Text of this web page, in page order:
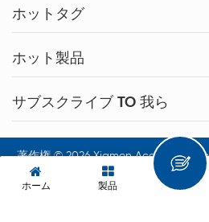
ホットタグ
ホット製品
サブスクライブ TO 我ら
著作権 © 2026 Xiamen Acey New
著作権所有.
ホーム 製品